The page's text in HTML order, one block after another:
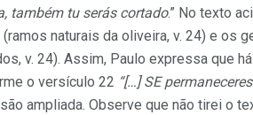
também tu serás cortado.” No texto
naturais da oliveira, v. 24) e os
v. 24). Assim, Paulo expressa que
o versículo 22 “[…] SE
ampliada. Observe que não tirei o